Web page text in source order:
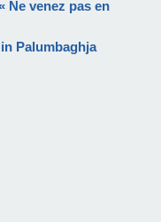
Ne venez pas en
Palumbaghja